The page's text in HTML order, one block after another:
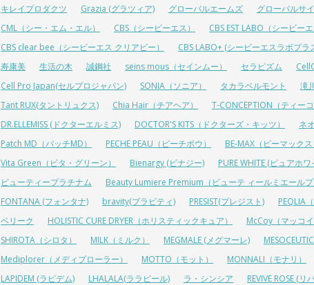
キレイプロダクツ
Grazia (グラツィア) グローバルエームズ グローバルサ
CML（シー・エム・エル）
CBS（シービーエス）
CBS EST LABO（シービー
CBS clear bee（シービーエス クリアビー）
CBS LABO+ (シービーエスラボプラ
寿康美
生活の木 誠鋼社 seins mous（セインムー） セラピズム
Cell Pro Japan(セルプロジャパン)
SONIA（ソニア） タカラベルモント 滝
Tant RUX(タントリュクス)
Chia Hair（チアヘア）
T-CONCEPTION（ティー
DR.ELLEMISS (ドクターエルミス)
DOCTOR'S KITS（ドクターズ・キッツ） ネ
Patch MD（パッチMD）
PECHE PEAU（ピーチポウ） BE-MAX（ビーマックス
Vita Green（ビタ・グリーン）
Bienargy (ビナジー) PURE WHITE (ピュアホワ
ビューティープラチナム
Beauty Lumiere Premium（ビューテ ィールミエールプ
FONTANA (フォンタナ)
bravity(ブラビティ) PRESIST(プレジスト) PEQLIA
ベリーク
HOLISTIC CURE DRYER（ホリスティックキュア） McCoy（マッコイ
SHIROTA（シロタ）
MILK（ミルク） MEGMALE (メグマーレ)
Mediplorer（メディプローラー）
MOTTO（モット） MONNALI（モナリ）
LAPIDEM (ラピデム)
LHALALA(ララピール) ラ・シンシア REVIVE ROSE (リ